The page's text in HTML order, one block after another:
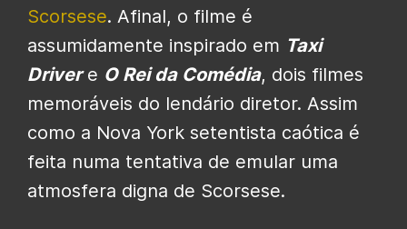
Scorsese. Afinal, o filme é
assumidamente inspirado em Taxi
Drivere O Rei da Comédia, dois filmes
memoráveis do lendário diretor. Assim
como a Nova York setentista caótica é
feita numa tentativa de emular uma
atmosfera digna de Scorsese.